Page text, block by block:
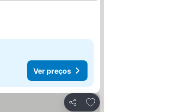
Ver preços
Partilhar
Adicionar aos favoritos